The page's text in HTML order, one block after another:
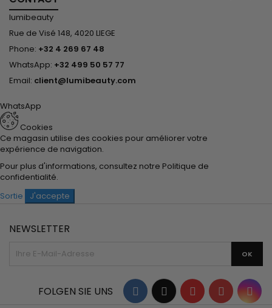
lumibeauty
Rue de Visé 148, 4020 LIEGE
Phone: +32 4 269 67 48
WhatsApp: +32 499 50 57 77
Email: client@lumibeauty.com
WhatsApp
Cookies
Ce magasin utilise des cookies pour améliorer votre
expérience de navigation.
Pour plus d'informations, consultez notre Politique de
confidentialité.
Sortie
J'accepte
NEWSLETTER
Facebook
TwitterYouTubePinterest
FOLGEN SIE UNS